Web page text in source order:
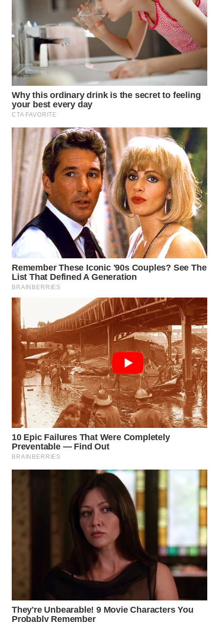
NUSANTARA
WN
JOGJA
WN
JATIM
BALI
WN
KALBAR
WN
KALTENG
WN
KALTARA
WN
KALSEL
KALTIM
WN
SULSEL
WN
GORONTALO
WN
SULUT
WN
MALUKU
WN
NIAS